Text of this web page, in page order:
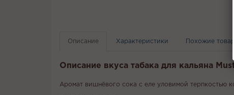
Описание Характеристики Похожие
Описание вкуса табака для кальяна
Аромат вишнёвого сока с еле уловимой терпкостью